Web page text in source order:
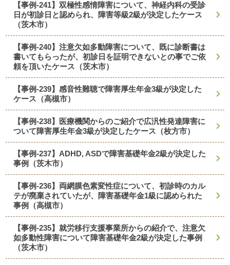
【事例-241】双極性感情障害について、神経内科の受診
日が初診日と認められ、障害等級2級が決定したケース
（茨木市）
【事例-240】注意欠如多動障害について、既に診断書は
書いてもらったが、初診日を証明できないとの事でご依
頼を頂いたケース（茨木市）
【事例-239】感音性難聴で障害厚生年金3級が決定した
ケース（高槻市）
【事例-238】医療機関からのご紹介で広汎性発達障害に
ついて障害厚生年金3級が決定したケース（枚方市）
【事例-237】ADHD, ASDで障害基礎年金2級が決定した
事例（茨木市）
【事例-236】両網膜色素変性症について、初診時のカル
テが廃棄されていたが、障害基礎年金1級に認められた
事例（高槻市）
【事例-235】就労移行支援事業所からの紹介で、注意欠
如多動性障害について障害基礎年金2級が決定した事例
（茨木市）